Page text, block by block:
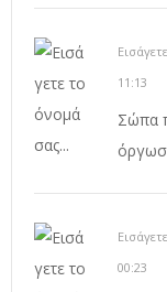
11:13
Σώπα
00:23